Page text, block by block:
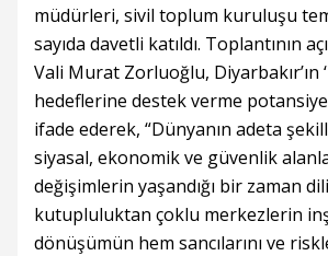
müdürleri, sivil toplum kuruluşu
sayıda davetli katıldı. Toplantının
Vali Murat Zorluoğlu, Diyarbakır’ın
hedeflerine destek verme
ifade ederek, “Dünyanın adeta
siyasal, ekonomik ve güvenlik
değişimlerin yaşandığı bir zaman
kutupluluktan çoklu merkezlerin
dönüşümün hem sancılarını ve